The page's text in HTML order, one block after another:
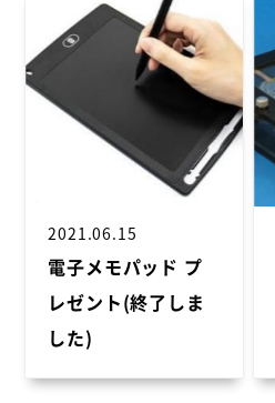
2021.06.15
電子メモパッド プ
レゼント(終了しま
した)